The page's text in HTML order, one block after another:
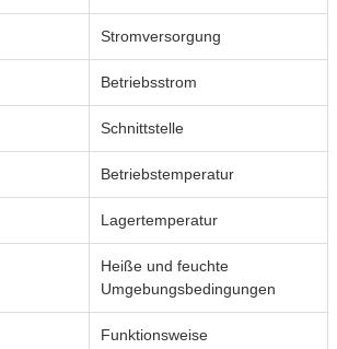
Stromversorgung
Betriebsstrom
Schnittstelle
Betriebstemperatur
Lagertemperatur
Heiße und feuchte
Umgebungsbedingungen
Funktionsweise